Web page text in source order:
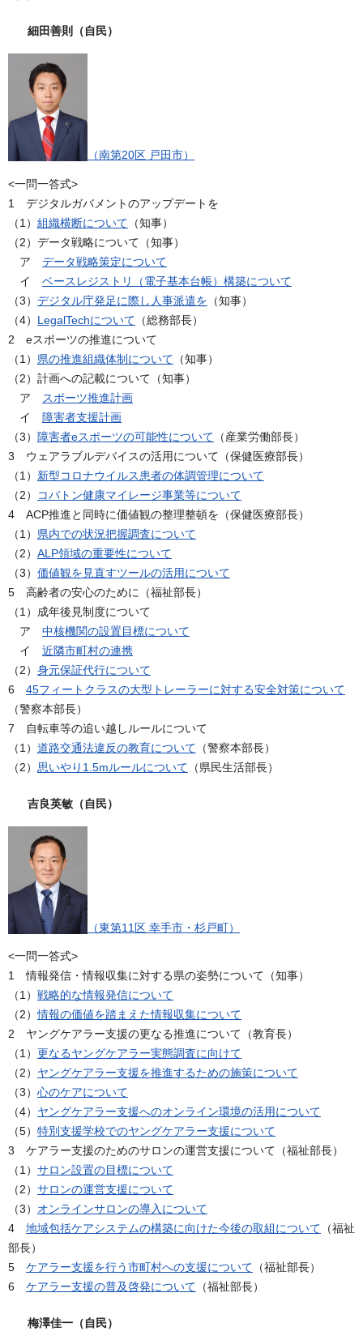
細田善則（自民）
（南第20区 戸田市）
<一問一答式>
1 デジタルガバメントのアップデートを
（1） 組織横断について （知事）
（2）データ戦略について（知事）
ア データ戦略策定について
イ ベースレジストリ（電子基本台帳）構築について
（3） デジタル庁発足に際し人事派遣を （知事）
（4） LegalTechについて （総務部長）
2 eスポーツの推進について
（1） 県の推進組織体制について （知事）
（2）計画への記載について（知事）
ア
スポーツ推進計画
イ 障害者支援計画
（3） 障害者eスポーツの可能性について （産業労働部長）
3 ウェアラブルデバイスの活用について（保健医療部長）
（1） 新型コロナウイルス患者の体調管理について
（2）
コバトン健康マイレージ事業等について
4 ACP推進と同時に価値観の整理整頓を（保健医療部長）
（1） 県内での状況把握調査について
（2） ALP領域の重要性について
（3） 価値観を見直すツールの活用について
5 高齢者の安心のために（福祉部長）
（1）成年後見制度について
ア 中核機関の設置目標について
イ 近隣市町村の連携
（2） 身元保証代行について
6 45フィートクラスの大型トレーラーに対する安全対策について
（警察本部長）
7 自転車等の追い越しルールについて
（1） 道路交通法違反の教育について （警察本部長）
（2） 思いやり1.5mルールについて （県民生活部長）
吉良英敏（自民）
（東第11区 幸手市・杉戸町）
<一問一答式>
1 情報発信・情報収集に対する県の姿勢について（知事）
（1） 戦略的な情報発信について
（2）情報の価値を踏まえた情報収集について
2 ヤングケアラー支援の更なる推進について（教育長）
（1） 更なるヤングケアラー実態調査に向けて
（2） ヤングケアラー支援を推進するための施策について
（3） 心のケアについて
（4） ヤングケアラー支援へのオンライン環境の活用について
（5） 特別支援学校でのヤングケアラー支援について
3 ケアラー支援のためのサロンの運営支援について（福祉部長）
（1） サロン設置の目標について
（2） サロンの運営支援について
（3） オンラインサロンの導入について
4 地域包括ケアシステムの構築に向けた今後の取組について （福祉
部長）
5 ケアラー支援を行う市町村への支援について （福祉部長）
6 ケアラー支援の普及啓発について （福祉部長）
梅澤佳一（自民）